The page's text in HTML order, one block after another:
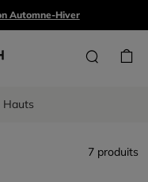
Automne-Hiver
Hauts
7 produits